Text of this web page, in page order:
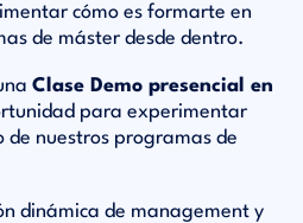
cómo es formarte en
de máster desde dentro.
Clase Demo presencial en
para experimentar
de nuestros programas de
dinámica de management y